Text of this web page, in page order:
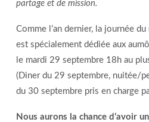
partage et de mission.
Comme l’an dernier, la journée
est spécialement dédiée aux
le mardi 29 septembre 18h au
(Diner du 29 septembre, nuitée/
du 30 septembre pris en charge
Nous aurons la chance d’avoir